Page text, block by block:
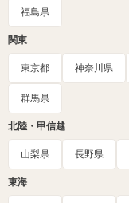
福島県
関東
東京都 神奈川県
群馬県
北陸・甲信越
山梨県 長野県
東海